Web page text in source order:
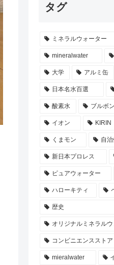
タグ
ミネラルウォーター
mineralwater
大学 アルミ缶
日本名水百選
酸素水 ブルボン
イオン KIRIN
くまモン 自
新日本プロレス
ピュアウォーター
ハローキティ
歴史
オリジナルミネラルウ
コンビニエンスストア
mieralwater